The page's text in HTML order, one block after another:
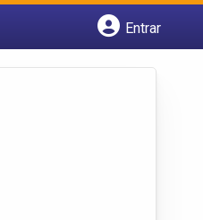
Entrar